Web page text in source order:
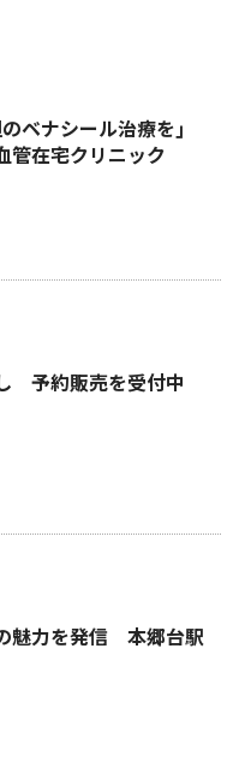
ベナシール治療を｣
管在宅クリニック
予約販売を受付中
魅力を発信 本郷台駅